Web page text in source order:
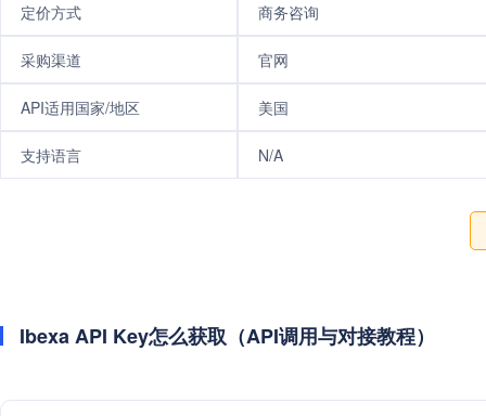
定价方式 商务咨询
采购渠道 官网
API适用国家/地区 美国
支持语言 N/A
Ibexa API Key怎么获取（API调用与对接教程）